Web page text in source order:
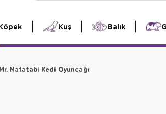
Kuş Balık
Matatabi Kedi Oyuncağı